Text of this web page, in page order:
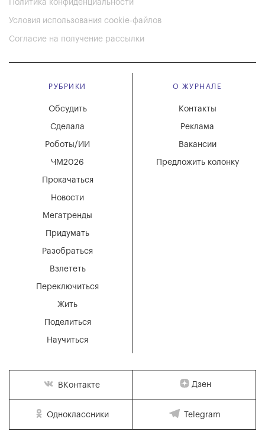
Политика конфиденциальности
Условия использования cookie-файлов
Согласие на получение рассылки
РУБРИКИ
Мегатренды
Придумать
Разобраться
Взлететь
Новости
Переключиться
Жить
Поделиться
Научиться
Обсудить
Сделала
Роботы/ИИ
ЧМ2026
Прокачаться
О ЖУРНАЛЕ
Вакансии
Реклама
Контакты
Предложить колонку
ВКонтакте Дзен
Одноклассники Telegram